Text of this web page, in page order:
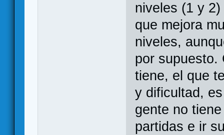
niveles (1 y
que mejora
niveles,
por supuesto.
tiene, el que
y dificultad,
gente no
partidas e ir